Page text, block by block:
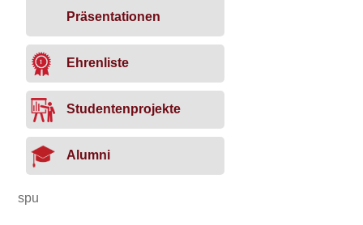
Präsentationen
Ehrenliste
Studentenprojekte
Alumni
spu